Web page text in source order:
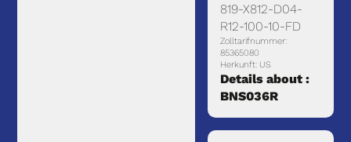
819-X812-D04-
R12-100-10-FD
Zolltarifnummer:
85365080
Herkunft: US
Details about :
BNS036R